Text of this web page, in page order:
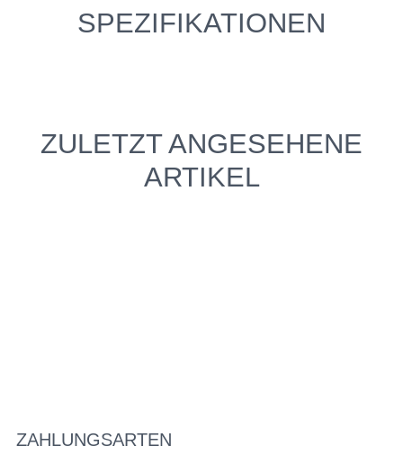
SPEZIFIKATIONEN
ZULETZT ANGESEHENE
ARTIKEL
ZAHLUNGSARTEN